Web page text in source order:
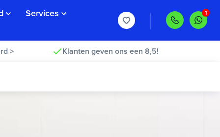
Services
> Klanten geven ons een 8,5!